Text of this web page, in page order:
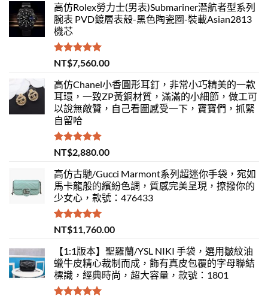
高仿Rolex勞力士(男表)Submariner潛航者型系列
腕表 PVD鍍層表殼-黑色陶瓷圈-裝載Asian2813
機芯
評分 5.00
滿分 5
NT$7,560.00
高仿Chanel小香圓形耳釘，非常小巧精美的一款
耳環，一致ZP黃銅材質，滿滿的小細節，做工可
以說無敵贊，自己看圖感受一下，寶寶們，抓緊
自留哈
評分 5.00
滿分 5
NT$2,880.00
高仿古馳/Gucci Marmont系列超迷你手袋，宛如
馬卡龍般的繽紛色調，質感完美呈現，撩撥你的
少女心，款號：476433
評分5.00
滿分 5
NT$11,760.00
【1:1版本】聖羅蘭/YSL NIKI 手袋，選用皺紋油
蠟牛皮精心裁制而成，飾有真皮包覆的字母聯結
標識，經典時尚，超大容量，款號：1801